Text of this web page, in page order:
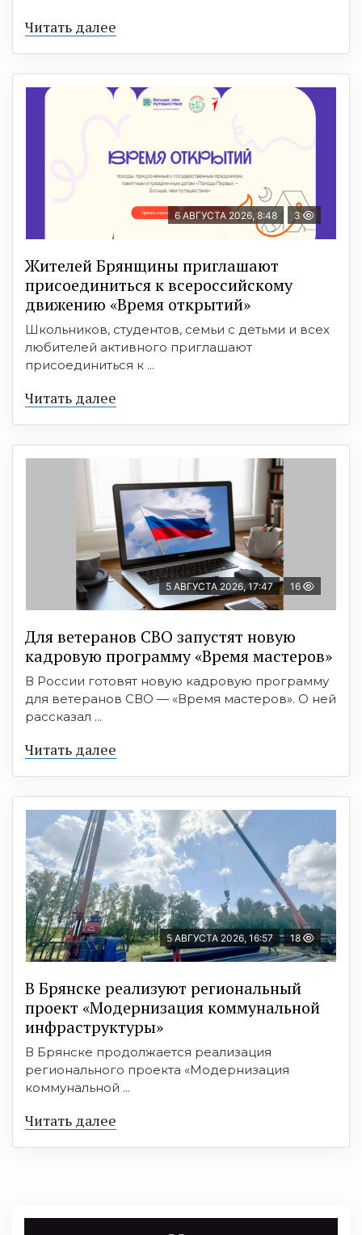
Читать далее
6 АВГУСТА 2026, 8:48 3
Жителей Брянщины приглашают
присоединиться к всероссийскому
движению «Время открытий»
Школьников, студентов, семьи с детьми и всех
любителей активного приглашают
присоединиться к ...
Читать далее
5 АВГУСТА 2026, 17:47 16
Для ветеранов СВО запустят новую
кадровую программу «Время мастеров»
В России готовят новую кадровую программу
для ветеранов СВО — «Время мастеров». О ней
рассказал ...
Читать далее
5 АВГУСТА 2026, 16:57 18
В Брянске реализуют региональный
проект «Модернизация коммунальной
инфраструктуры»
В Брянске продолжается реализация
регионального проекта «Модернизация
коммунальной ...
Читать далее